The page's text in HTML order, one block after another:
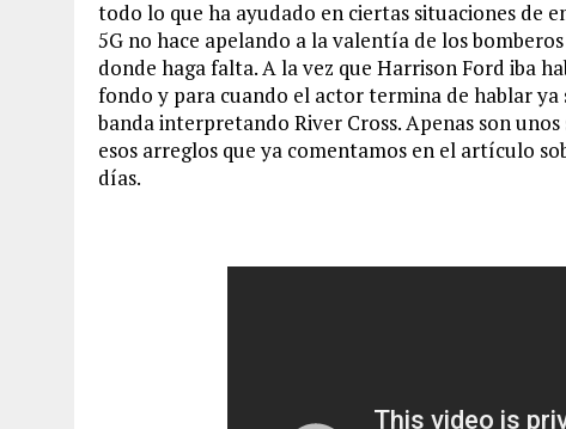
todo lo que ha ayudado en ciertas situaciones de
5G no hace apelando a la valentía de los
donde haga falta. A la vez que Harrison Ford iba
fondo y para cuando el actor termina de hablar
banda interpretando River Cross. Apenas son
esos arreglos que ya comentamos en el artículo
días.